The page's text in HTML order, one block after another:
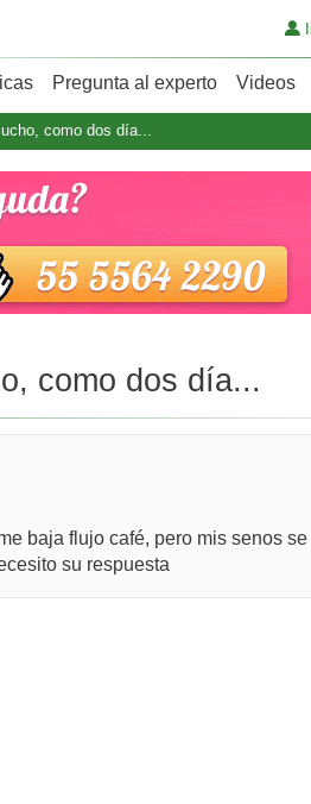
Pregunta al experto Videos
como dos día...
como dos día...
baja flujo café, pero mis senos
su respuesta